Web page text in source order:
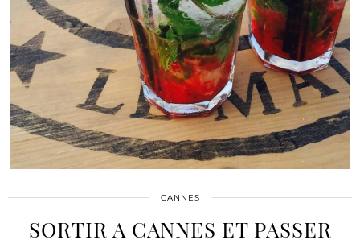
CANNES
SORTIR A CANNES ET PASSER